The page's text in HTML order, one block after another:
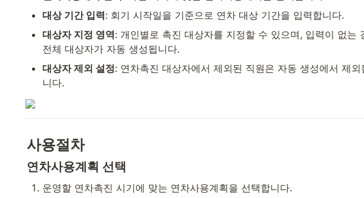
대상 기간 입력: 회기 시작일을 기준으로 연차 대상 기간을 입력합니다.
대상자 지정 영역: 개인별로 촉진 대상자를 지정할 수 있으며, 입력이 없는
전체 대상자가 자동 생성됩니다.
대상자 제외 설정: 연차촉진 대상자에서 제외된 직원은 자동 생성에서 제외
니다.
사용절차
연차사용계획 선택
운영할 연차촉진 시기에 맞는 연차사용계획을 선택합니다.